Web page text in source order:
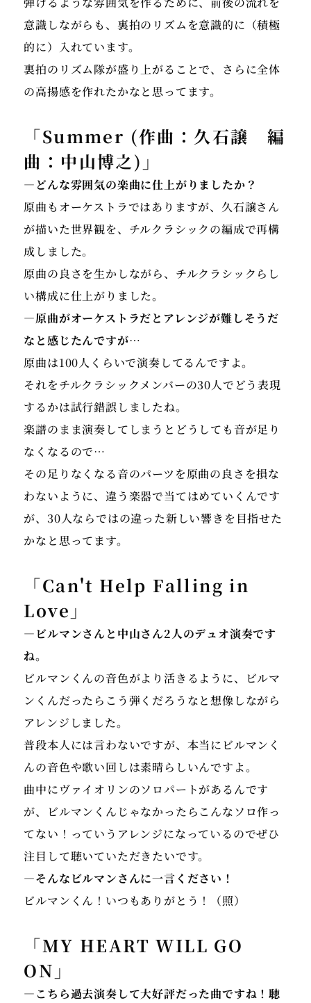
意識しながらも、裏拍のリズムを意識的に（積極
的に）入れています。
裏拍のリズム隊が盛り上がることで、さらに全体
の高揚感を作れたかなと思ってます。
「Summer (作曲：久石譲 編
曲：中山博之)」
―どんな雰囲気の楽曲に仕上がりましたか？
原曲もオーケストラではありますが、久石譲さん
が描いた世界観を、チルクラシックの編成で再構
成しました。
原曲の良さを生かしながら、チルクラシックらし
い構成に仕上がりました。
―原曲がオーケストラだとアレンジが難しそうだ
なと感じたんですが…
原曲は100人くらいで演奏してるんですよ。
それをチルクラシックメンバーの30人でどう表現
するかは試行錯誤しましたね。
楽譜のまま演奏してしまうとどうしても音が足り
なくなるので…
その足りなくなる音のパーツを原曲の良さを損な
わないように、違う楽器で当てはめていくんです
が、30人ならではの違った新しい響きを目指せた
かなと思ってます。
「Can't Help Falling in
Love」
―ビルマンさんと中山さん2人のデュオ演奏です
ね。
ビルマンくんの音色がより活きるように、ビルマ
ンくんだったらこう弾くだろうなと想像しながら
アレンジしました。
普段本人には言わないですが、本当にビルマンく
んの音色や歌い回しは素晴らしいんですよ。
曲中にヴァイオリンのソロパートがあるんです
が、ビルマンくんじゃなかったらこんなソロ作っ
てない！っていうアレンジになっているのでぜひ
注目して聴いていただきたいです。
―そんなビルマンさんに一言ください！
ビルマンくん！いつもありがとう！（照）
「MY HEART WILL GO
ON」
―こちら過去演奏して大好評だった曲ですね！聴